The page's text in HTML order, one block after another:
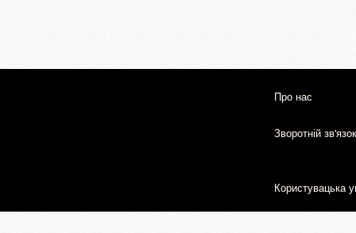
Про нас
Зворотній зв'язок
Користувацька